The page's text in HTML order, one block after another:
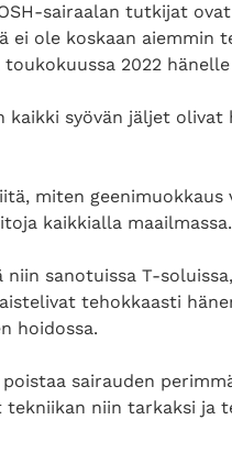
sairaalan tutkijat
ei ole koskaan aiemmin
2022
kaikki syövän jäljet
miten
kaikkialla maailmassa.
niin sanotuissa T-
tehokkaasti
hoidossa.
sairauden
niin tarkaksi ja